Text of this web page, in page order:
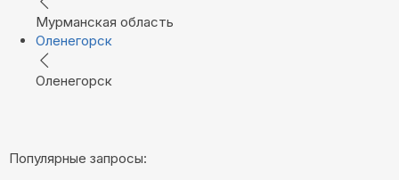
Мурманская область
Оленегорск
Оленегорск
Популярные запросы: